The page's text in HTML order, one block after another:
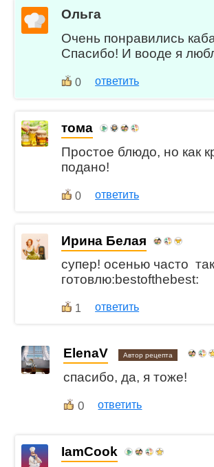
Ольга
Очень понравились
Спасибо! И вооде я
0 ответить
тома
Простое блюдо, но как
подано!
0 ответить
Ирина Белая
супер! осенью часто
готовлю:bestofthebest:
1 ответить
ElenaV Автор рецепта
спасибо, да, я тоже!
0 ответить
IamCook